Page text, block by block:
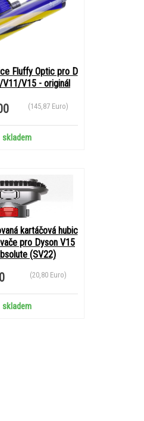
Fluffy Optic pro D
V15 - originál
(145,87 Euro)
skladem
kartáčová hubic
pro Dyson V15
(SV22)
(20,80 Euro)
skladem